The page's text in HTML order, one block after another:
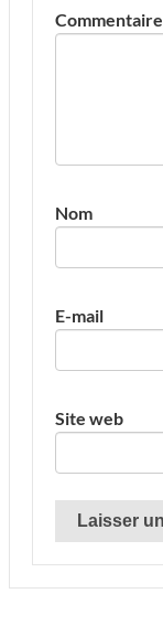
Commentaire
Nom
E-mail
Site web